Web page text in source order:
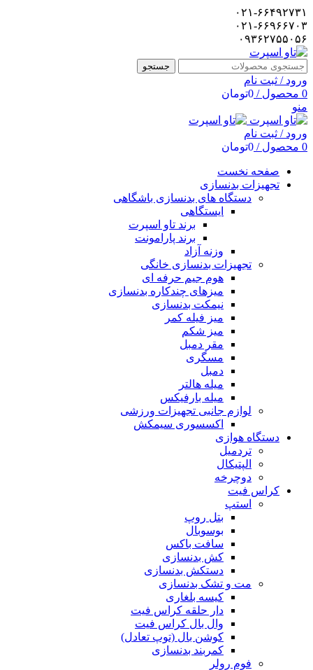
۰۲۱-۶۶۴۹۲۷۳۱
۰۲۱-۶۶۹۶۶۷۰۳
۰۹۳۶۲۷۵۵۰۵۶
جستجو
ورود / ثبت نام
0 محصول / تومان0
منو
ورود / ثبت نام
0 محصول / تومان0
صفحه نخست
تجهیزات بدنسازی
دستگاه های بدنسازی باشگاهی
ایستگاهی
برند تاو اسپرت
برند پارامونت
وزنه آزاد
تجهیزات بدنسازی خانگی
هوم جیم حرفه ای
میزهای چندکاره بدنسازی
نیمکت بدنسازی
میز فیله کمر
میز شکم
مقر دمبل
مسگری
دمبل
میله هالتر
میله بارفیکس
لوازم جانبی تجهیزات ورزشی
اکسسوری سیمکش
دستگاه هوازی
تردمیل
الپتیکال
دوچرخه
کراس فیت
استپ
بتل روپ
بوسوبال
سافت باکس
کش بدنسازی
دستکش بدنسازی
مت و تشک بدنسازی
کیسه بلغاری
دار حلقه کراس فیت
وال بال کراس فیت
کوشن بال (توپ تعادل)
کمربند بدنسازی
فوم رولر